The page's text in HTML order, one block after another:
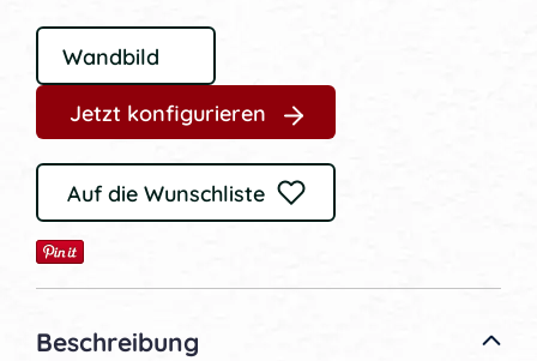
Jetzt konfigurieren
Auf die Wunschliste
Beschreibung